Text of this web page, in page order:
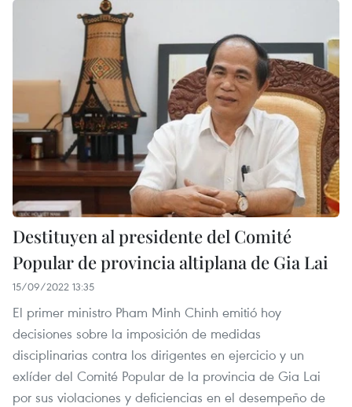
Destituyen al presidente del Comité
Popular de provincia altiplana de Gia Lai
15/09/2022 13:35
El primer ministro Pham Minh Chinh emitió hoy
decisiones sobre la imposición de medidas
disciplinarias contra los dirigentes en ejercicio y un
exlíder del Comité Popular de la provincia de Gia Lai
por sus violaciones y deficiencias en el desempeño de